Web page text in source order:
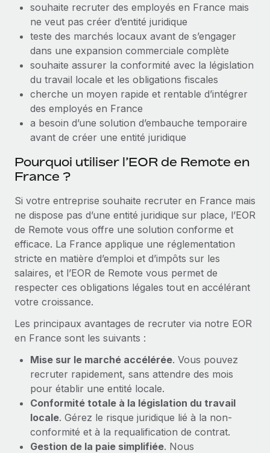
Mobilité et déménagement international
Organisez facilement le déménagement de vos
employés
Avantages sociaux
Gérez facilement les avantages sociaux
Mises à jour des produits de Remote :
Intégrations Gusto et Xero et Gestion des
freelances Plus
Remote a toujours pour mission d'aider les entreprises de
toute taille à embaucher, gérer et payer...
En savoir plus
répartis dans 19 pays grâce à Remote
Phiture, un leader notable du conseil en matière de
En savoir plus
souhaite recruter des employés en France mais
ne veut pas créer d’entité juridique
teste des marchés locaux avant de s’engager
dans une expansion commerciale complète
souhaite assurer la conformité avec la législation
du travail locale et les obligations fiscales
cherche un moyen rapide et rentable d’intégrer
des employés en France
a besoin d’une solution d’embauche temporaire
avant de créer une entité juridique
Pourquoi utiliser l’EOR de Remote en
France ?
Si votre entreprise souhaite recruter en France mais
ne dispose pas d’une entité juridique sur place, l’EOR
de Remote vous offre une solution conforme et
efficace. La France applique une réglementation
stricte en matière d’emploi et d’impôts sur les
salaires, et l’EOR de Remote vous permet de
respecter ces obligations légales tout en accélérant
votre croissance.
Les principaux avantages de recruter via notre EOR
en France sont les suivants :
Mise sur le marché accélérée. Vous pouvez
recruter rapidement, sans attendre des mois
pour établir une entité locale.
Conformité totale à la législation du travail
locale. Gérez le risque juridique lié à la non-
conformité et à la requalification de contrat.
Gestion de la paie simplifiée. Nous